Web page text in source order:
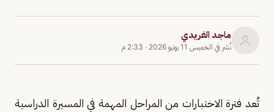
ماجد الفريدي
نُشر في الخميس 11 يونيو 2026 · 2:33 م
تُعد فترة الاختبارات من المراحل المهمة في المسيرة الدراسية